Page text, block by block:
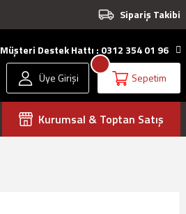
Sipariş Takibi
Müşteri Destek Hattı : 0312 354 01 96
Üye Girişi Sepetim
Kurumsal & Toptan Satış